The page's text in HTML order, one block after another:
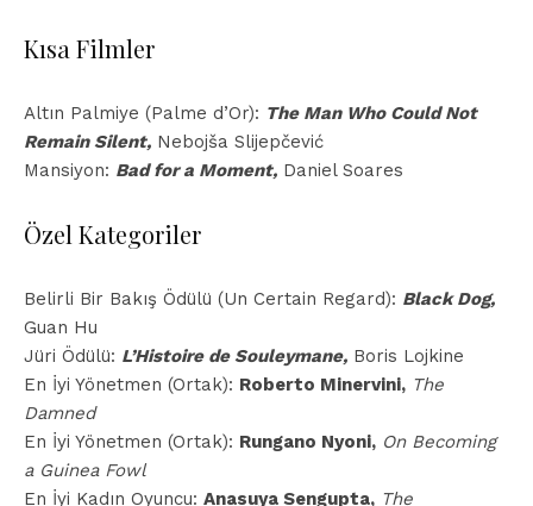
Kısa Filmler
Altın Palmiye (Palme d’Or): The Man Who Could Not
Remain Silent, Nebojša Slijepčević
Mansiyon: Bad for a Moment, Daniel Soares
Özel Kategoriler
Belirli Bir Bakış Ödülü (Un Certain Regard): Black Dog,
Guan Hu
Jüri Ödülü: L’Histoire de Souleymane, Boris Lojkine
En İyi Yönetmen (Ortak): Roberto Minervini, The
Damned
En İyi Yönetmen (Ortak): Rungano Nyoni, On Becoming
a Guinea Fowl
En İyi Kadın Oyuncu: Anasuya Sengupta, The